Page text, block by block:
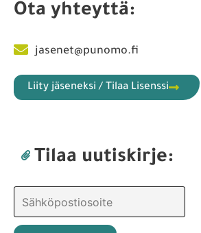
Ota yhteyttä:
jasenet@punomo.fi
Liity jäseneksi / Tilaa Lisenssi
Tilaa uutiskirje: